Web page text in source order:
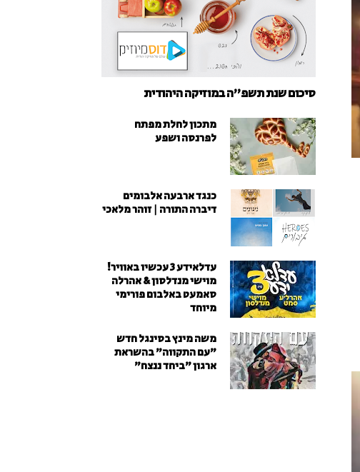
סיכום שנת תשפ"ה במוזיקה היהודית
מתכון לחלת מפתח
לפרנסה ושפע
כנגד ארבעה אלבומים
דיברה התורה | זוהר מלאכי
עדלאידע 3 עכשיו באוויר!
מוישי מנדלסון & אהרלה
סאמעט באלבום פורימי
מיוחד
משה מינץ בסינגל חדש
״עם התקווה״ בהשראת
ארגון "ביחד ננצח"